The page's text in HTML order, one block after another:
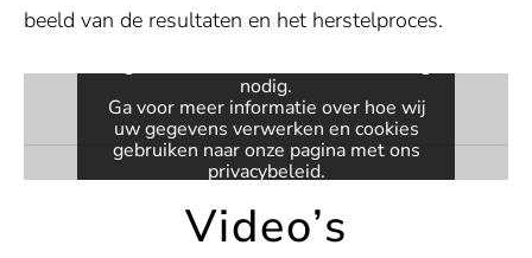
beeld van de resultaten en het herstelproces.
Deze inhoud wordt geleverd door
nodig.
Ga voor meer informatie over hoe wij
uw gegevens verwerken en cookies
gebruiken naar onze pagina met ons
privacybeleid.
VIDEO ACTIVEREN
Video’s